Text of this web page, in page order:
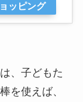
ッピング
、子どもた
を使えば、